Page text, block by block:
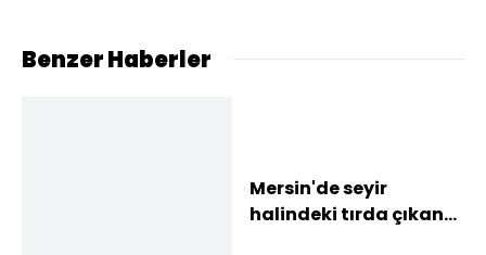
Benzer Haberler
Mersin'de seyir
halindeki tırda çıkan